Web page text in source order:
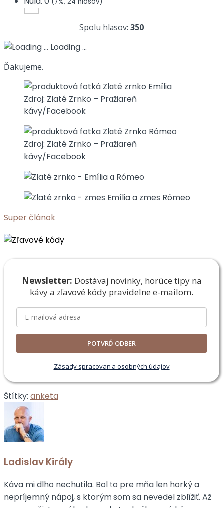
Spolu hlasov: 350
Loading ...
Ďakujeme.
Zdroj: Zlaté Zrnko – Pražiareň
kávy/Facebook
Zdroj: Zlaté Zrnko – Pražiareň
kávy/Facebook
Super článok
Newsletter: Dostávaj novinky, horúce tipy na
kávy a zľavové kódy pravidelne e-mailom.
POTVRĎ ODBER
Zásady spracovania osobných údajov
Štítky: anketa
Ladislav Király
Káva mi dlho nechutila. Bol to pre mňa len horký a
nepríjemný nápoj, s ktorým som sa nevedel zblížiť. Až